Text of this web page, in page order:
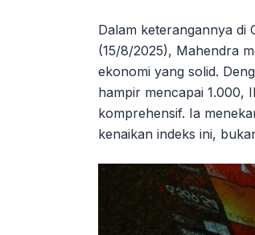
Dalam keterangannya di
(15/8/2025), Mahendra
ekonomi yang solid.
hampir mencapai 1.000,
komprehensif. Ia
kenaikan indeks ini,